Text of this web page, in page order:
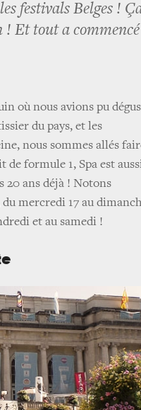
festivals Belges !
! Et tout a commencé
où nous avions pu
du pays, et les
nous sommes allés
de formule 1, Spa est
20 ans déjà ! Notons
mercredi 17 au
et au samedi !